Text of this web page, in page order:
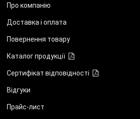
Про компанію
Доставка і оплата
Повернення товару
Каталог продукції
Сертифікат відповідності
Відгуки
Прайс-лист